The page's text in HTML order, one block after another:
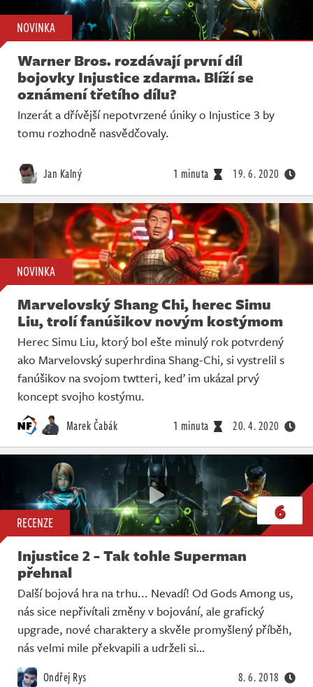
NOVINKA
Warner Bros. rozdávají první díl
bojovky Injustice zdarma. Blíží se
oznámení třetího dílu?
Inzerát a dřívější nepotvrzené úniky o Injustice 3 by
tomu rozhodně nasvědčovaly.
Jan Kalný 1 minuta 19. 6. 2020
NOVINKA
Marvelovský Shang Chi, herec Simu
Liu, trolí fanúšikov novým kostýmom
Herec Simu Liu, ktorý bol ešte minulý rok potvrdený
ako Marvelovský superhrdina Shang-Chi, si vystrelil s
fanúšikov na svojom twtteri, keď im ukázal prvý
koncept svojho kostýmu.
Marek Čabák 1 minuta 20. 4. 2020
RECENZE 6
Injustice 2 - Tak tohle Superman
přehnal
Další bojová hra na trhu... Nevadí! Od Gods Among us,
nás sice nepřivítali změny v bojování, ale grafický
upgrade, nové charaktery a skvěle promyšlený příběh,
nás velmi mile překvapili a udrželi si…
Ondřej Rys 8. 6. 2018